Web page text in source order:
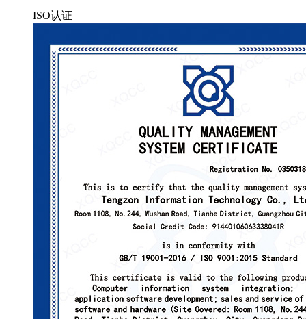
ISO认证